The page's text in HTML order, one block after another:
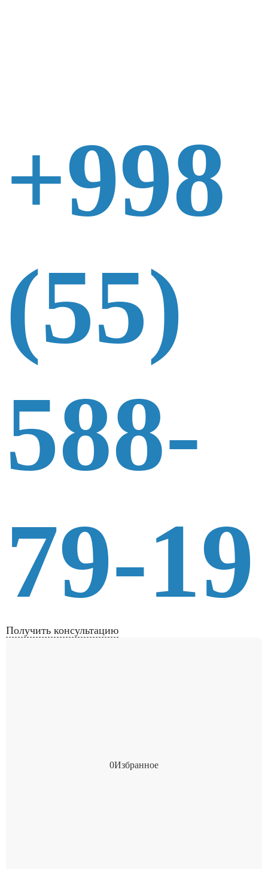
+998
(55)
588-
79-19
Получить консультацию
0Избранное